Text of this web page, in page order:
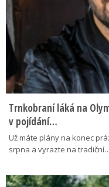
Trnkobraní láká na
v pojídání…
Už máte plány na konec
srpna a vyrazte na